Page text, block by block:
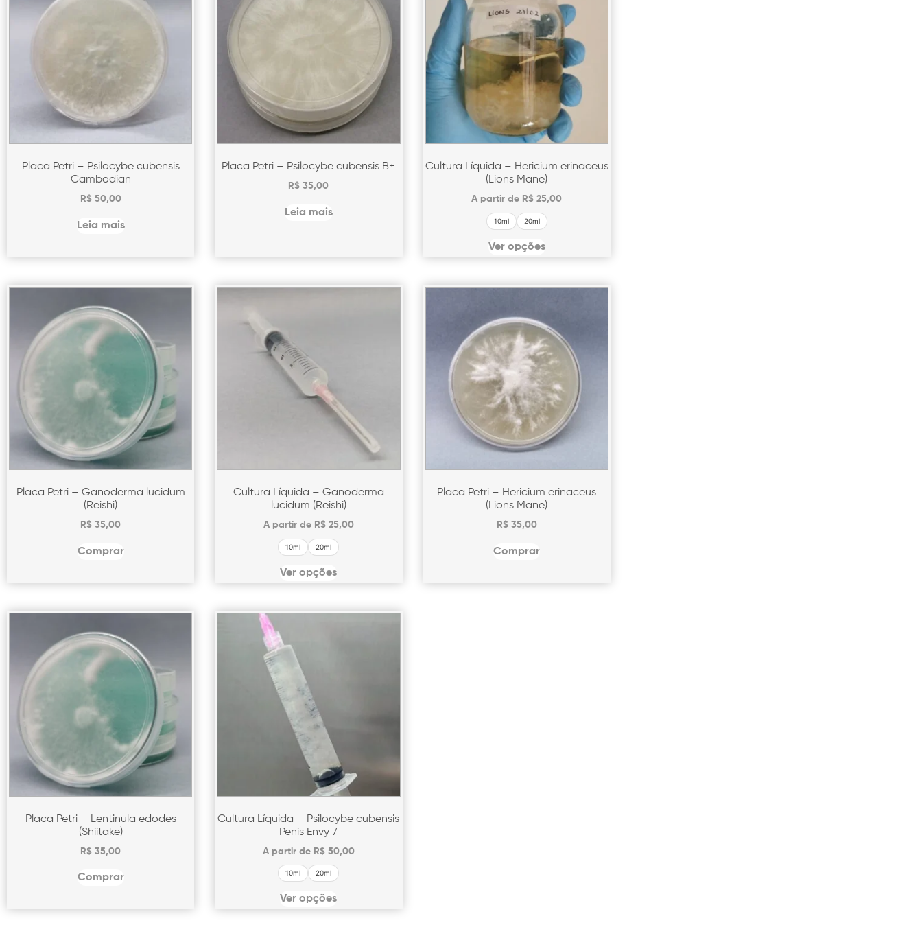
Placa Petri – Psilocybe cubensis
Cambodian
R$50,00
Leia mais
Placa Petri – Psilocybe cubensis B+
R$ 35,00
Leia mais
Cultura Líquida – Hericium erinaceus
(Lions Mane)
A partir de R$ 25,00
10ml 20ml
Ver opções
Placa Petri – Ganoderma lucidum
(Reishi)
R$ 35,00
Comprar
Cultura Líquida – Ganoderma
lucidum (Reishi)
A partir de R$25,00
10ml 20ml
Ver opções
Placa Petri – Hericium erinaceus
(Lions Mane)
R$35,00
Comprar
Placa Petri – Lentinula edodes
(Shiitake)
R$ 35,00
Comprar
Cultura Líquida – Psilocybe cubensis
Penis Envy 7
A partir de R$50,00
10ml 20ml
Ver opções